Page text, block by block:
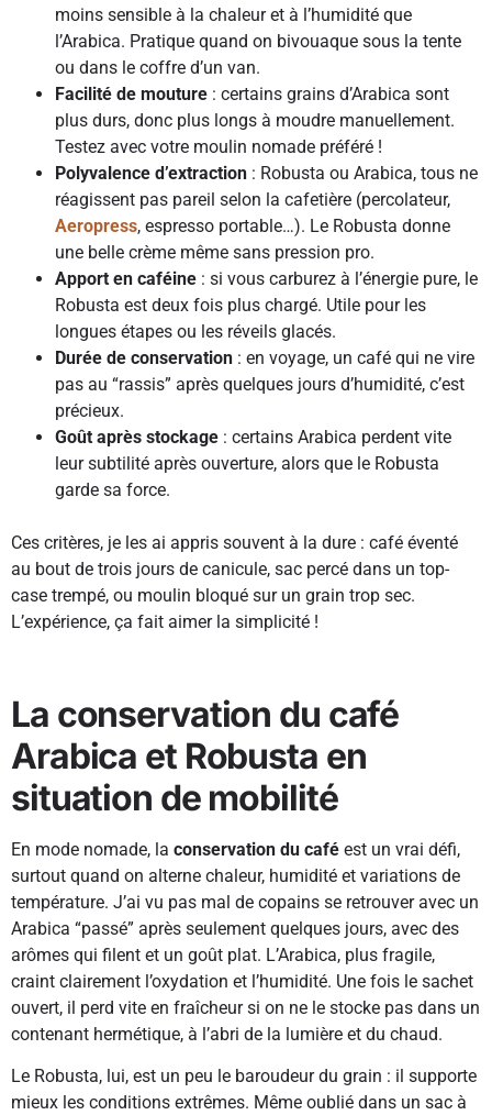
moins sensible à la chaleur et à l’humidité que
l’Arabica. Pratique quand on bivouaque sous la tente
ou dans le coffre d’un van.
Facilité de mouture : certains grains d’Arabica sont
plus durs, donc plus longs à moudre manuellement.
Testez avec votre moulin nomade préféré !
Polyvalence d’extraction : Robusta ou Arabica, tous ne
réagissent pas pareil selon la cafetière (percolateur,
Aeropress, espresso portable…). Le Robusta donne
une belle crème même sans pression pro.
Apport en caféine : si vous carburez à l’énergie pure, le
Robusta est deux fois plus chargé. Utile pour les
longues étapes ou les réveils glacés.
Durée de conservation : en voyage, un café qui ne vire
pas au “rassis” après quelques jours d’humidité, c’est
précieux.
Goût après stockage : certains Arabica perdent vite
leur subtilité après ouverture, alors que le Robusta
garde sa force.
Ces critères, je les ai appris souvent à la dure : café éventé
au bout de trois jours de canicule, sac percé dans un top-
case trempé, ou moulin bloqué sur un grain trop sec.
L’expérience, ça fait aimer la simplicité !
La conservation du café
Arabica et Robusta en
situation de mobilité
En mode nomade, la conservation du café est un vrai défi,
surtout quand on alterne chaleur, humidité et variations de
température. J’ai vu pas mal de copains se retrouver avec un
Arabica “passé” après seulement quelques jours, avec des
arômes qui filent et un goût plat. L’Arabica, plus fragile,
craint clairement l’oxydation et l’humidité. Une fois le sachet
ouvert, il perd vite en fraîcheur si on ne le stocke pas dans un
contenant hermétique, à l’abri de la lumière et du chaud.
Le Robusta, lui, est un peu le baroudeur du grain : il supporte
mieux les conditions extrêmes. Même oublié dans un sac à